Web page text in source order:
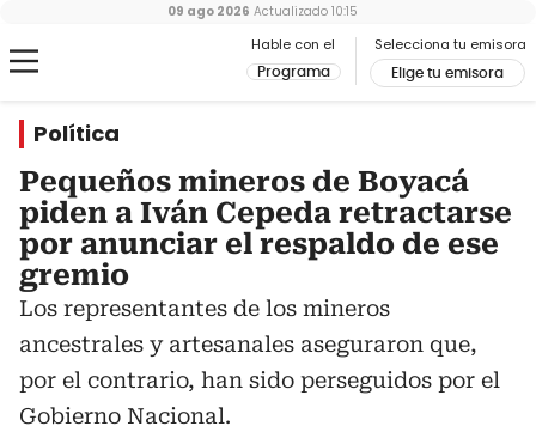
Hable con el
Programa
Selecciona tu emisora
Elige tu emisora
09 ago 2026 Actualizado 10:15
Política
Pequeños mineros de Boyacá
piden a Iván Cepeda retractarse
por anunciar el respaldo de ese
gremio
Los representantes de los mineros
ancestrales y artesanales aseguraron que,
por el contrario, han sido perseguidos por el
Gobierno Nacional.